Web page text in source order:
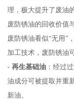
理，极大提升了废油
废防锈油的回收价值
废防锈油看似“无用”
加工技术，废防锈油
- 再生基础油：经过
油成分可被提取并重
新油。